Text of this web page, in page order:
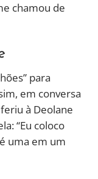
chamou de
para
em conversa
à Deolane
“Eu coloco
uma em um